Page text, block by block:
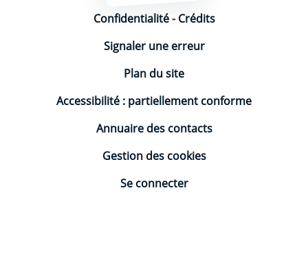
Confidentialité-Crédits
Signaler une erreur
Plan du site
Accessibilité : partiellement conforme
Annuaire des contacts
Gestion des cookies
Se connecter